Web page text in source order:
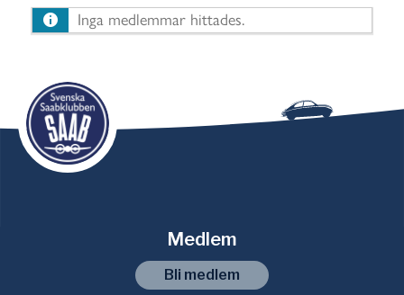
:
Inga medlemmar hittades.
Medlem
Bli medlem